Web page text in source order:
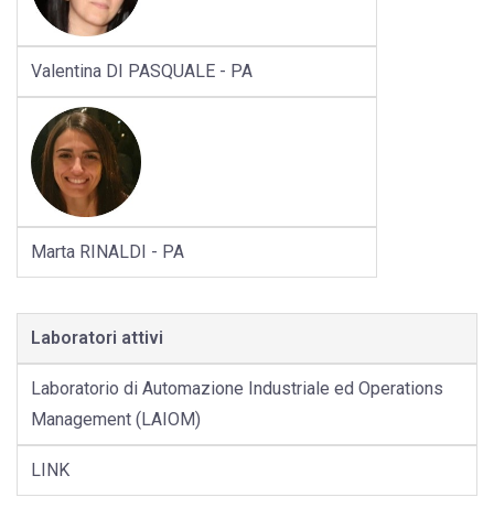
Valentina DI PASQUALE - PA
Marta RINALDI - PA
Laboratori attivi
Laboratorio di Automazione Industriale ed Operations
Management (LAIOM)
LINK